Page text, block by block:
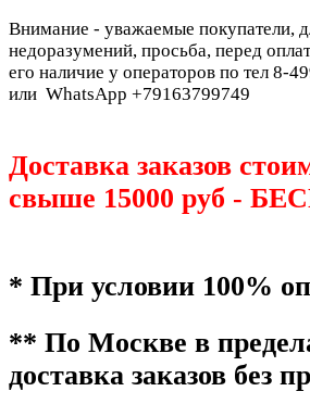
Внимание - уважаемые покупатели,
недоразумений, просьба, перед
его наличие у операторов по тел 8-
или WhatsApp +79163799749
Доставка заказов
свыше 15000 руб -
* При условии 100%
** По Москве в
доставка заказов без